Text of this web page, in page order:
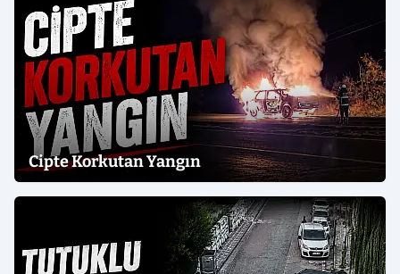
Cipte Korkutan Yangın